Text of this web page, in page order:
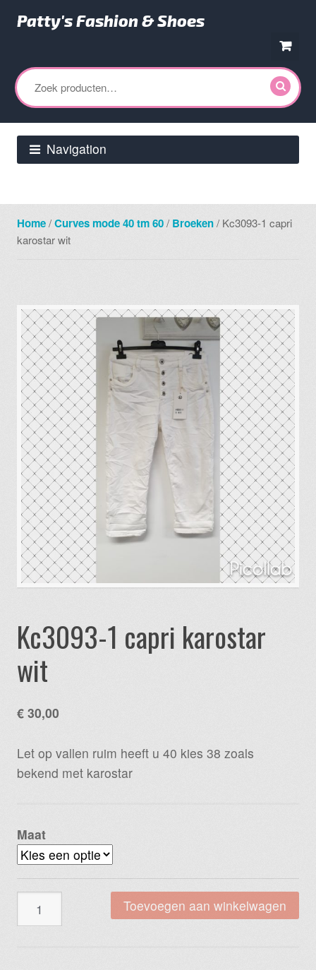
naar
navigatie
naar
de
inhoud
Patty's Fashion & Shoes
Zoeken
naar:
Navigation
Home/Curves mode 40 tm 60/ Broeken/ Kc3093-1 capri
karostar wit
Kc3093-1 capri karostar
wit
€ 30,00
Let op vallen ruim heeft u 40 kies 38 zoals
bekend met karostar
Maat
Toevoegen aan winkelwagen